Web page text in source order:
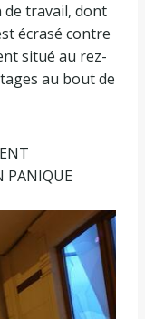
de travail, dont
écrasé contre
situé au rez-
au bout de
PANIQUE